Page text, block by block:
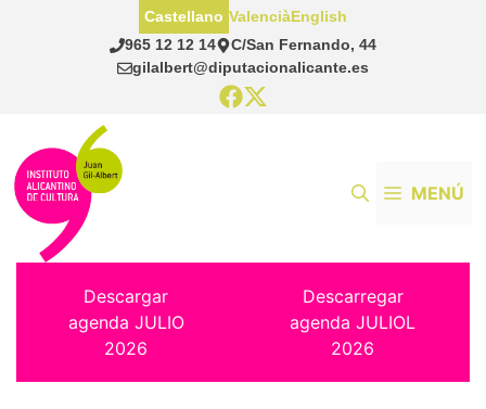
965 12 12 14
C/San Fernando, 44
gilalbert@diputacionalicante.es
Castellano ValenciàEnglish
MENÚ
Descargar
agenda JULIO
2026
Descarregar
agenda JULIOL
2026